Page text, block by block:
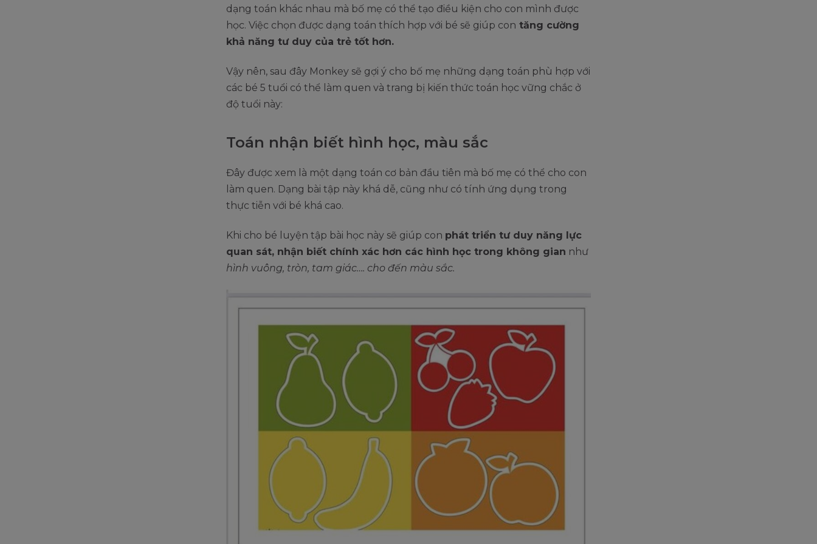
dạng toán khác nhau mà bố mẹ có thể tạo điều kiện cho con mình được
học. Việc chọn được dạng toán thích hợp với bé sẽ giúp con tăng cường
khả năng tư duy của trẻ tốt hơn.
Vậy nên, sau đây Monkey sẽ gợi ý cho bố mẹ những dạng toán phù hợp với
các bé 5 tuổi có thể làm quen và trang bị kiến thức toán học vững chắc ở
độ tuổi này:
Toán nhận biết hình học, màu sắc
Đây được xem là một dạng toán cơ bản đầu tiên mà bố mẹ có thể cho con
làm quen. Dạng bài tập này khá dễ, cũng như có tính ứng dụng trong
thực tiễn với bé khá cao.
Khi cho bé luyện tập bài học này sẽ giúp con phát triển tư duy năng lực
quan sát, nhận biết chính xác hơn các hình học trong không gian như
hình vuông, tròn, tam giác…. cho đến màu sắc.